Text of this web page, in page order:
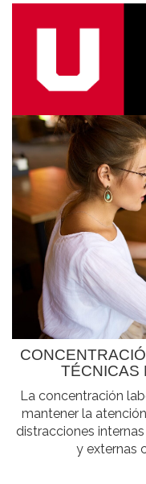
TÉCNICAS
La concentración
mantener la
distracciones
y externas